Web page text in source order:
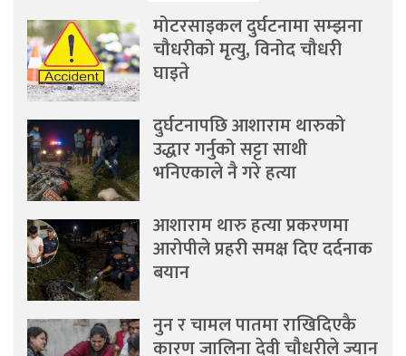
मोटरसाइकल दुर्घटनामा सम्झना
चौधरीको मृत्यु, विनोद चौधरी
घाइते
दुर्घटनापछि आशाराम थारुको
उद्धार गर्नुको सट्टा साथी
भनिएकाले नै गरे हत्या
आशाराम थारु हत्या प्रकरणमा
आरोपीले प्रहरी समक्ष दिए दर्दनाक
बयान
नुन र चामल पातमा राखिदिएकै
कारण जालिना देवी चौधरीले ज्यान